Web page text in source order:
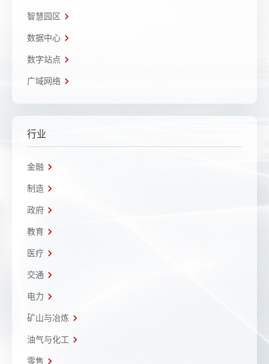
智慧园区
数据中心
数字站点
广域网络
行业
金融
制造
政府
教育
医疗
交通
电力
矿山与冶炼
油气与化工
零售